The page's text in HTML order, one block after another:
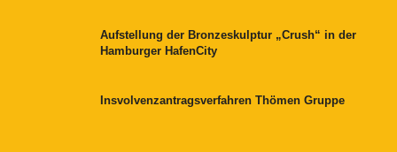
Aufstellung der Bronzeskulptur „Crush“ in der
Hamburger HafenCity
Insvolvenzantragsverfahren Thömen Gruppe